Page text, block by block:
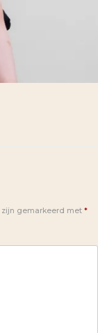
zijn gemarkeerd met *